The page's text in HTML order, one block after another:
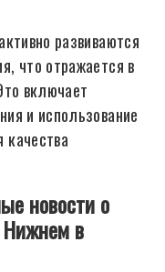
развиваются
что отражается в
включает
и использование
новости о
Нижнем в